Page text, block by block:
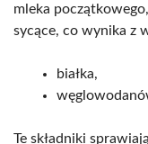
mleka początkowego,
sycące, co wynika z
białka,
Te składniki